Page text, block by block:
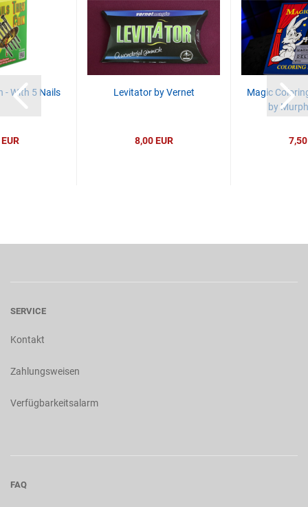
- With 5 Nails Levitator by Vernet
8,00 EUR
Magic
by
7,50
SERVICE
Kontakt
Zahlungsweisen
Verfügbarkeitsalarm
FAQ